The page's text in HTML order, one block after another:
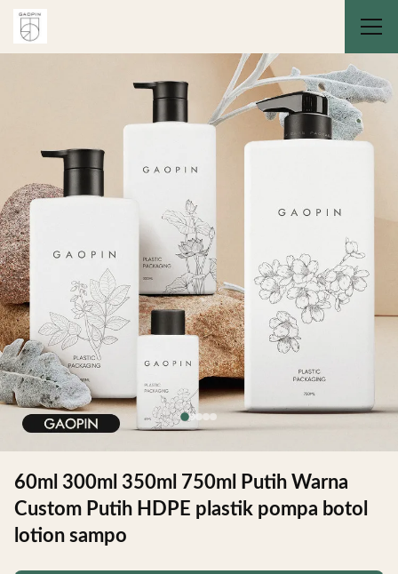
60ml 300ml 350ml 750ml Putih Warna
Custom Putih HDPE plastik pompa botol
lotion sampo